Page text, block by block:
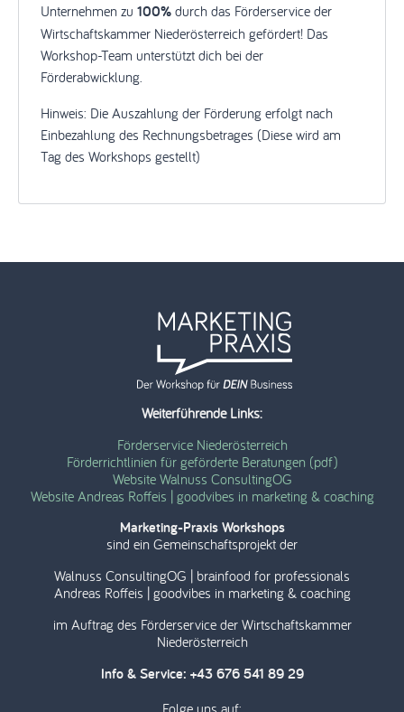
Unternehmen zu 100% durch das Förderservice der
Wirtschaftskammer Niederösterreich gefördert! Das
Workshop-Team unterstützt dich bei der
Förderabwicklung.
Hinweis: Die Auszahlung der Förderung erfolgt nach
Einbezahlung des Rechnungsbetrages (Diese wird am
Tag des Workshops gestellt)
Weiterführende Links:
Förderservice Niederösterreich
Förderrichtlinien für geförderte Beratungen (pdf)
Website Walnuss ConsultingOG
Website Andreas Roffeis | goodvibes in marketing & coaching
Marketing-Praxis Workshops
sind ein Gemeinschaftsprojekt der
Walnuss ConsultingOG | brainfood for professionals
Andreas Roffeis | goodvibes in marketing & coaching
im Auftrag des Förderservice der Wirtschaftskammer
Niederösterreich
Info & Service: +43 676 541 89 29